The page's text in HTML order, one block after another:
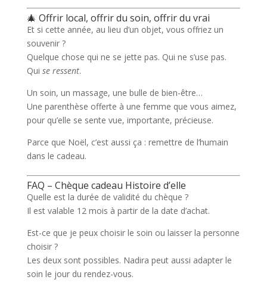
🎄 Offrir local, offrir du soin, offrir du vrai
Et si cette année, au lieu d’un objet, vous offriez un
souvenir?
Quelque chose qui ne se jette pas. Qui ne s’use pas.
Qui se ressent.
Un soin, un massage, une bulle de bien-être…
Une parenthèse offerte à une femme que vous aimez,
pour qu’elle se sente vue, importante, précieuse.
Parce que Noël, c’est aussi ça : remettre de l’humain
dans le cadeau.
FAQ – Chèque cadeau Histoire d’elle
Quelle est la durée de validité du chèque ?
Il est valable 12 mois à partir de la date d’achat.
Est-ce que je peux choisir le soin ou laisser la personne
choisir ?
Les deux sont possibles. Nadira peut aussi adapter le
soin le jour du rendez-vous.